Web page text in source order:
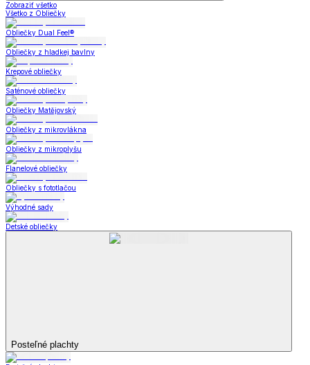
Zobraziť všetko
Všetko z Obliečky
Obliečky Dual Feel®
Obliečky z hladkej bavlny
Krepové obliečky
Saténové obliečky
Obliečky Matějovský
Obliečky z mikrovlákna
Obliečky z mikroplyšu
Flanelové obliečky
Obliečky s fototlačou
Výhodné sady
Detské obliečky
Posteľné plachty